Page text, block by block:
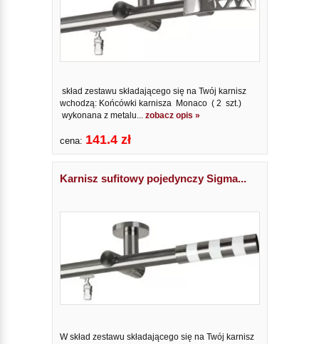
skład zestawu składającego się na Twój karnisz
wchodzą: Końcówki karnisza Monaco ( 2 szt.)
wykonana z metalu... zobacz opis »
cena: 141.4 zł
Karnisz sufitowy pojedynczy Sigma...
W skład zestawu składającego się na Twój karnisz